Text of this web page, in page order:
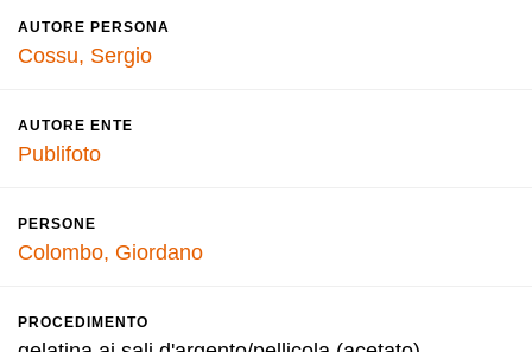
AUTORE PERSONA
Cossu, Sergio
AUTORE ENTE
Publifoto
PERSONE
Colombo, Giordano
PROCEDIMENTO